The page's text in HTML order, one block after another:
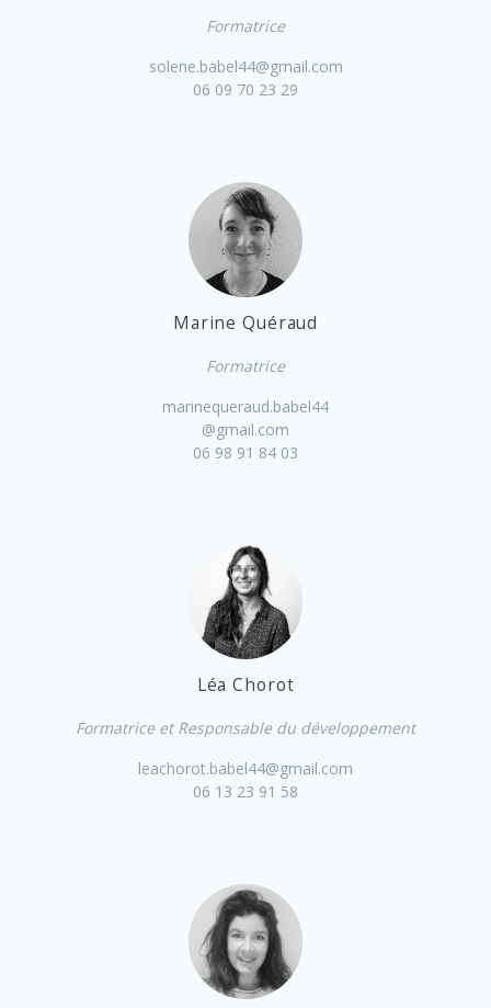
Formatrice
solene.babel44@gmail.com
06 09 70 23 29
Marine Quéraud
Formatrice
marinequeraud.babel44
@gmail.com
06 98 91 84 03
Léa Chorot
Formatrice et Responsable du développement
leachorot.babel44@gmail.com
06 13 23 91 58